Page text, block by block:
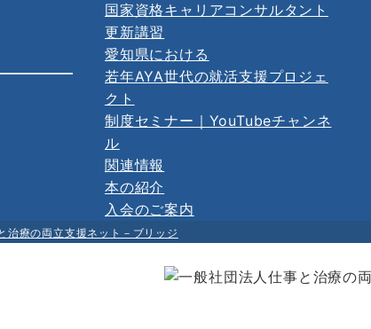
国家資格キャリアコンサルタント
更新講習
愛知県における
若年AYA世代の就活支援プロジェ
クト
制度セミナー｜YouTubeチャンネ
ル
関連情報
本の紹介
入会のご案内
治療の両立支援ネット－ブリッジ